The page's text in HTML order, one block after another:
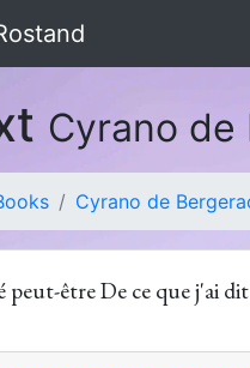
Cyrano de
Cyrano de
être De ce que j'ai